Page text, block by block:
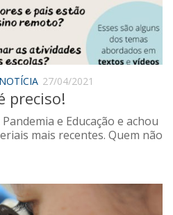
Autista
NOTÍCIA 27/04/2021
preciso!
e Educação e achou
mais recentes. Quem não